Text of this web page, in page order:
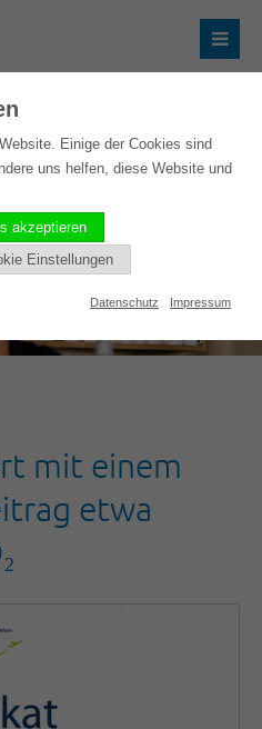
mit einem
etwa
Einige der Cookies sind
uns helfen, diese Website und
akzeptieren
Einstellungen
Datenschutz Impressum